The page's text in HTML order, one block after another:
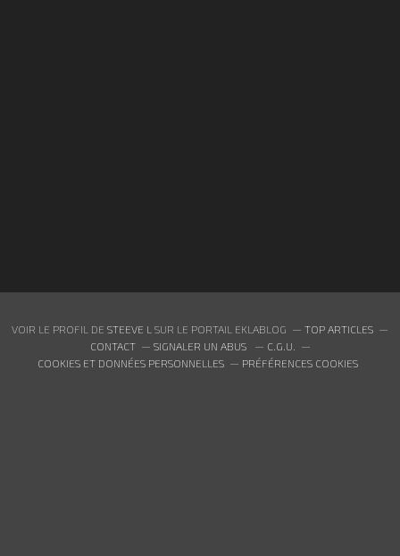
VOIR LE PROFIL DE STEEVE L SUR LE PORTAIL EKLABLOG
TOP ARTICLES
CONTACT
SIGNALER UN ABUS
C.G.U.
COOKIES ET DONNÉES PERSONNELLES
PRÉFÉRENCES COOKIES